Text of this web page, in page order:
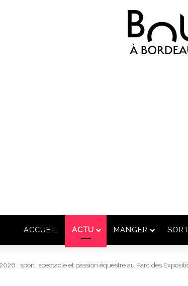
ACCUEIL ACTU MANGER
: sport, spectacle et passion équestre au Parc des